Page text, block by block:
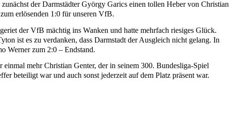
der Darmstädter György Garics einen tollen Heber von Christian
erlösenden 1:0 für unseren VfB.
der VfB mächtig ins Wanken und hatte mehrfach riesiges Glück.
ist es zu verdanken, dass Darmstadt der Ausgleich nicht gelang. In
Werner zum 2:0 – Endstand.
einmal mehr Christian Genter, der in seinem 300. Bundesliga-Spiel
beteiligt war und auch sonst jederzeit auf dem Platz präsent war.